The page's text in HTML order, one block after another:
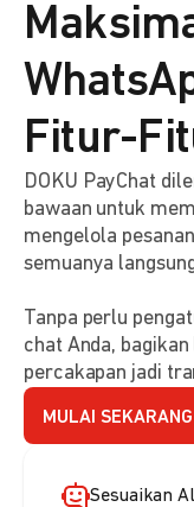
Fitur-
DOKU PayChat
bawaan untuk
mengelola
semuanya
Tanpa perlu
chat Anda,
percakapan jadi
MULAI SEKARANG
Sesuaikan